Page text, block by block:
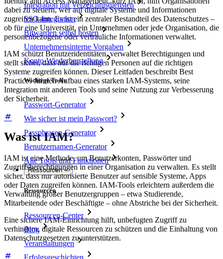
Integration mit Verzeichnisdiensten
SSO-Integration
Bitwarden selbst hosten
Unternehmensinterne Vorgaben
Konto-Wiederherstellung
Wichtige Tools
Passwort-Generator
Wie sicher ist mein Passwort?
Passphrasen-Generator
Benutzernamen-Generator
Alle Tools und Funktionen
Ressourcen
Ressourcen
Ressourcen-Center
Blog
Veranstaltungen
Erfolgsgeschichten
dabei zu steuern, wer auf digitale Systeme und Informationen
zugreifen kann. Es ist ein zentraler Bestandteil des Datenschutzes –
ob für eine Universität, ein Unternehmen oder jede Organisation, die
personenbezogene oder vertrauliche Informationen verwaltet.
IAM schützt Benutzeridentitäten, verwaltet Berechtigungen und
stellt sicher, dass nur die richtigen Personen auf die richtigen
Systeme zugreifen können. Dieser Leitfaden beschreibt Best
Practices für den Aufbau eines starken IAM-Systems, seine
Integration mit anderen Tools und seine Nutzung zur Verbesserung
der Sicherheit.
Was ist IAM?
IAM ist eine Methode, um Benutzerkonten, Passwörter und
Zugriffsberechtigungen in einer Organisation zu verwalten. Es stellt
sicher, dass nur autorisierte Benutzer auf sensible Systeme, Apps
oder Daten zugreifen können. IAM-Tools erleichtern außerdem die
Verwaltung großer Benutzergruppen – etwa Studierende,
Mitarbeitende oder Beschäftigte – ohne Abstriche bei der Sicherheit.
Eine sichere IAM-Einrichtung hilft, unbefugten Zugriff zu
verhindern, digitale Ressourcen zu schützen und die Einhaltung von
Datenschutzgesetzen zu unterstützen.